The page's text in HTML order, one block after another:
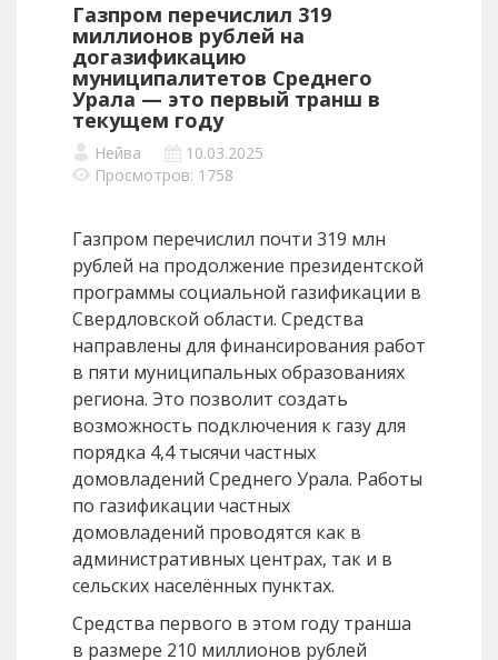
Газпром перечислил 319
миллионов рублей на
догазификацию
муниципалитетов Среднего
Урала — это первый транш в
текущем году
Нейва
10.03.2025
Просмотров: 1758
Газпром перечислил почти 319 млн
рублей на продолжение президентской
программы социальной газификации в
Свердловской области. Средства
направлены для финансирования работ
в пяти муниципальных образованиях
региона. Это позволит создать
возможность подключения к газу для
порядка 4,4 тысячи частных
домовладений Среднего Урала. Работы
по газификации частных
домовладений проводятся как в
административных центрах, так и в
сельских населённых пунктах.
Средства первого в этом году транша
в размере 210 миллионов рублей